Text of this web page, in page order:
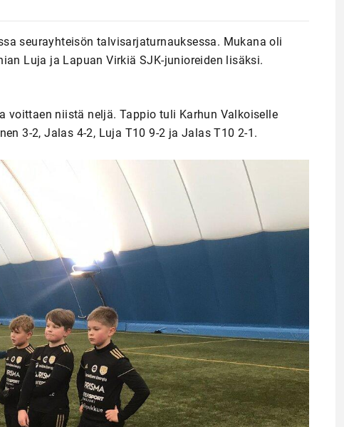
seurayhteisön talvisarjaturnauksessa. Mukana oli
Luja ja Lapuan Virkiä SJK-junioreiden lisäksi.
voittaen niistä neljä. Tappio tuli Karhun Valkoiselle
3-2, Jalas 4-2, Luja T10 9-2 ja Jalas T10 2-1.